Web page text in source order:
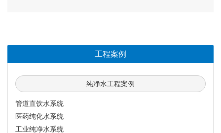
工程案例
纯净水工程案例
管道直饮水系统
医药纯化水系统
工业纯净水系统